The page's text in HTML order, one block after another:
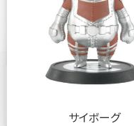
サイボーグ